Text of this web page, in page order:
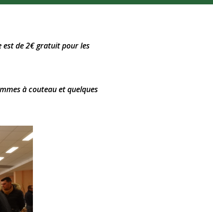
est de 2€ gratuit pour les
à couteau et quelques